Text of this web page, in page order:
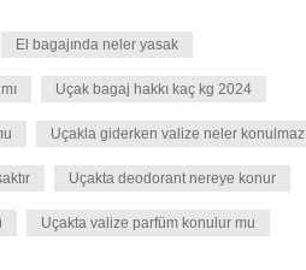
El bagajında neler yasak
Uçak bagaj hakkı kaç kg 2024
Uçakla giderken valize neler konulmaz
Uçakta deodorant nereye konur
Uçakta valize parfüm konulur mu